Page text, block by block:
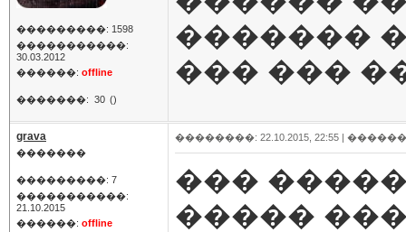
���������: 1598
�����������:
30.03.2012
������: offline
�������: 30 ()
�������
��� ���
grava
�������
���������: 7
�����������:
21.10.2015
������: offline
��������: 22.10.2015, 22:55 |
���
�����